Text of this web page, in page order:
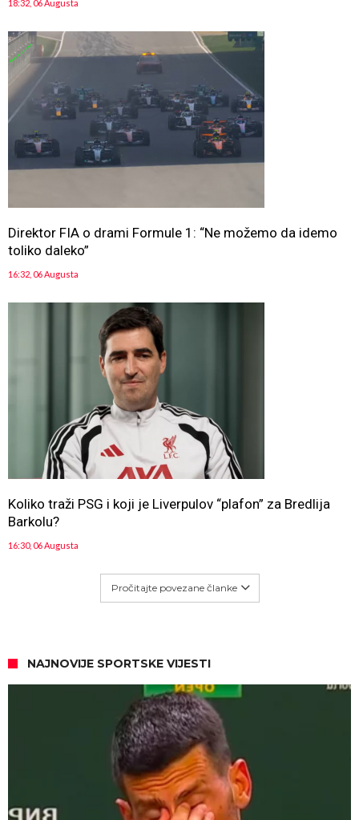
18:32, 06 Augusta
Direktor FIA o drami Formule 1: “Ne možemo da idemo
toliko daleko”
16:32, 06 Augusta
Koliko traži PSG i koji je Liverpulov “plafon” za Bredlija
Barkolu?
16:30, 06 Augusta
Pročitajte povezane članke
NAJNOVIJE SPORTSKE VIJESTI